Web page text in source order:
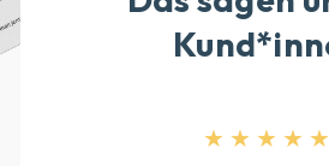
★★★★★